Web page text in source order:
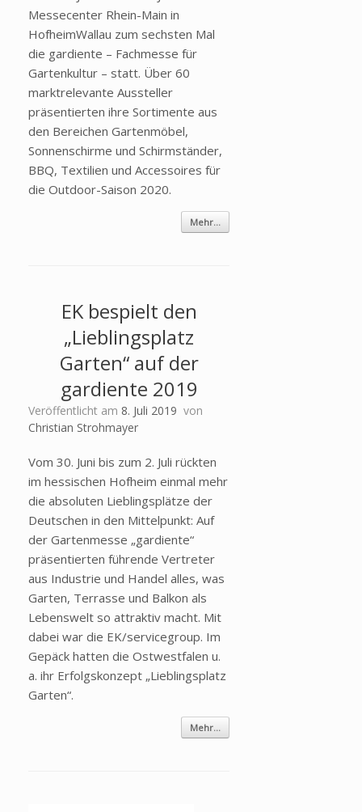
Messecenter Rhein-Main in
HofheimWallau zum sechsten Mal
die gardiente – Fachmesse für
Gartenkultur – statt. Über 60
marktrelevante Aussteller
präsentierten ihre Sortimente aus
den Bereichen Gartenmöbel,
Sonnenschirme und Schirmständer,
BBQ, Textilien und Accessoires für
die Outdoor-Saison 2020.
Mehr...
EK bespielt den
„Lieblingsplatz
Garten“ auf der
gardiente 2019
Veröffentlicht am 8. Juli 2019 von
Christian Strohmayer
Vom 30. Juni bis zum 2. Juli rückten
im hessischen Hofheim einmal mehr
die absoluten Lieblingsplätze der
Deutschen in den Mittelpunkt: Auf
der Gartenmesse „gardiente“
präsentierten führende Vertreter
aus Industrie und Handel alles, was
Garten, Terrasse und Balkon als
Lebenswelt so attraktiv macht. Mit
dabei war die EK/servicegroup. Im
Gepäck hatten die Ostwestfalen u.
a. ihr Erfolgskonzept „Lieblingsplatz
Garten“.
Mehr...